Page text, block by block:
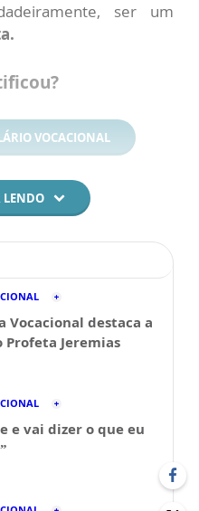
ser um
VOCACIONAL
Vocacional destaca a
Profeta Jeremias
e vai dizer o que eu